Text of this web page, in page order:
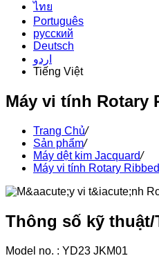
ไทย
Português
русский
Deutsch
اردو
Tiếng Việt
Máy vi tính Rotary
Trang Chủ/
Sản phẩm/
Máy dệt kim Jacquard/
Máy vi tính Rotary
Thông số kỹ
Model no. : YD23 JKM01